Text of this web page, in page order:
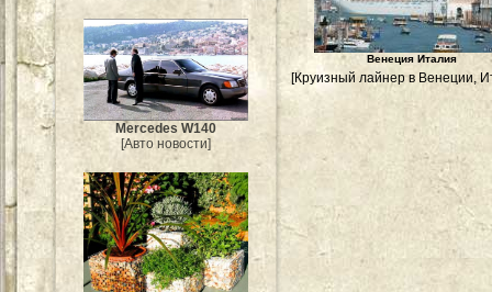
Mercedes W140
[Авто новости]
Венеция Италия
[Круизный лайнер в Венеции,